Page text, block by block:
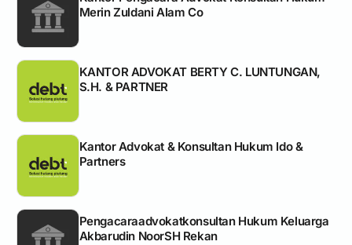
Merin Zuldani Alam Co
KANTOR ADVOKAT BERTY C. LUNTUNGAN,
S.H. & PARTNER
Kantor Advokat & Konsultan Hukum Ido &
Partners
Pengacaraadvokatkonsultan Hukum Keluarga
Akbarudin NoorSH Rekan